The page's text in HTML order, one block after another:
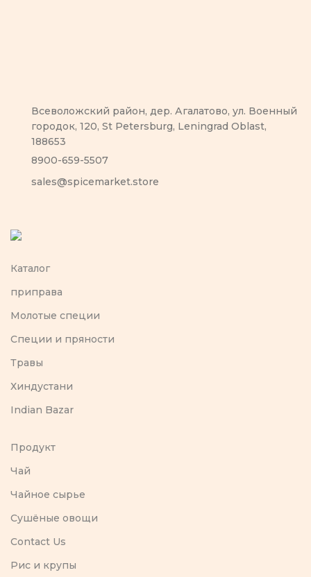
Всеволожский район, дер. Агалатово, ул. Военный
городок, 120, St Petersburg, Leningrad Oblast,
188653
8900-659-5507
sales@spicemarket.store
Каталог
приправа
Молотые специи
Специи и пряности
Травы
Хиндустани
Indian Bazar
Продукт
Чай
Чайное сырье
Сушёные овощи
Contact Us
Рис и крупы